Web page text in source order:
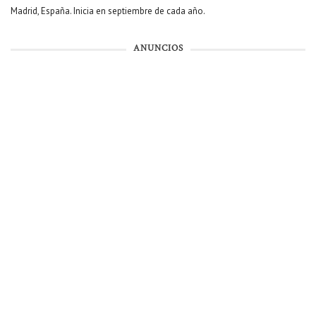
Madrid, España. Inicia en septiembre de cada año.
ANUNCIOS